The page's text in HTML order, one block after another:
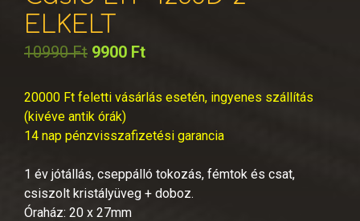
ELKELT
10990Ft 9900 Ft
20000 Ft feletti vásárlás esetén, ingyenes szállítás
(kivéve antik órák)
14 nap pénzvisszafizetési garancia
1 év jótállás, cseppálló tokozás, fémtok és csat,
csiszolt kristályüveg + doboz.
Óraház: 20 x 27mm